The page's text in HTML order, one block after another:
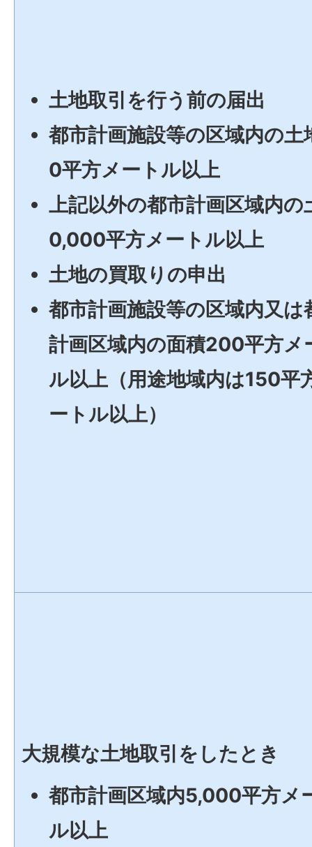
土地取引を行う前の届出
都市計画施設等の区域内の
0平方メートル以上
上記以外の都市計画区域内の
0,000平方メートル以上
土地の買取りの申出
都市計画施設等の区域内又は
計画区域内の面積200平方メ
ル以上（用途地域内は150平
ートル以上）
大規模な土地取引をしたとき
都市計画区域内5,000平方メ
ル以上